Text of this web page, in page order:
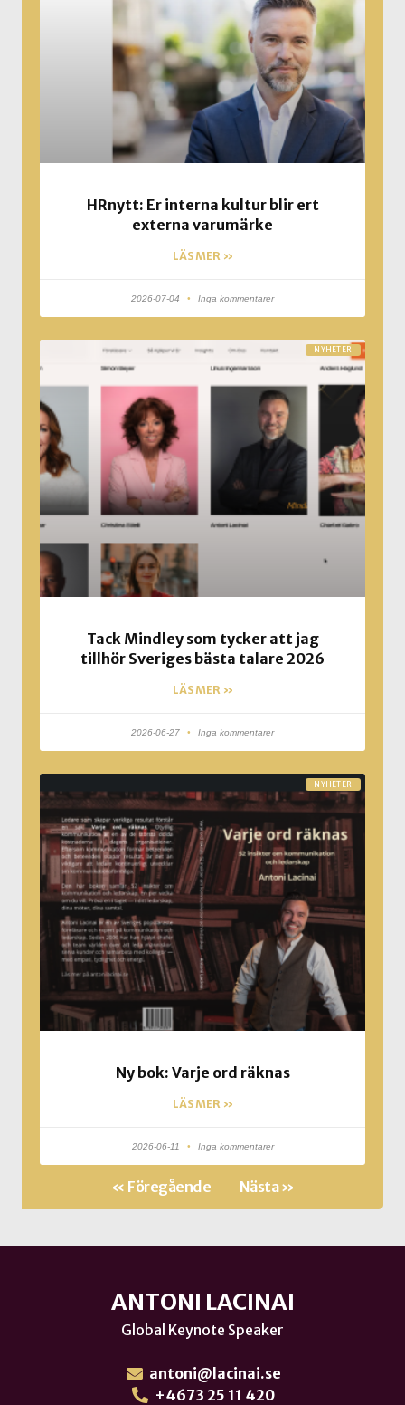
HRnytt: Er interna kultur blir ert
externa varumärke
LÄS MER »
2026-07-04 Inga kommentarer
NYHETER
Tack Mindley som tycker att jag
tillhör Sveriges bästa talare 2026
LÄS MER »
2026-06-27 Inga kommentarer
NYHETER
Ny bok: Varje ord räknas
LÄS MER »
2026-06-11 Inga kommentarer
« Föregående Nästa »
ANTONI LACINAI
Global Keynote Speaker
antoni@lacinai.se
+4673 25 11 420